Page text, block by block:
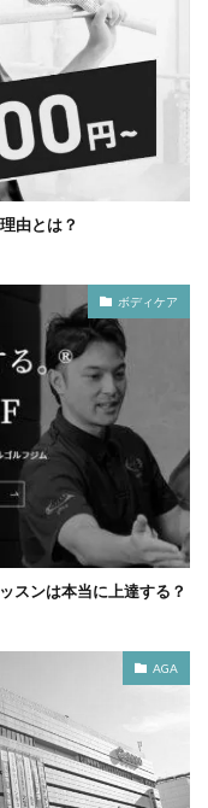
由とは？
ボディケア
スンは本当に上達する？
AGA